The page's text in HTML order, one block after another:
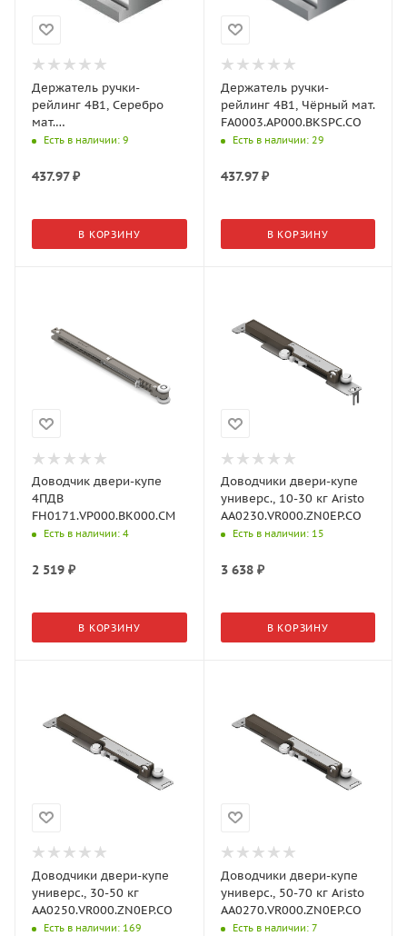
Держатель ручки-
рейлинг 4В1, Серебро
мат.
FA0003.AP000.SLMPC.CO
Есть в наличии: 9
437.97₽
В КОРЗИНУ
Держатель ручки-
рейлинг 4В1, Чёрный мат.
FA0003.AP000.BKSPC.CO
Есть в наличии: 29
437.97₽
В КОРЗИНУ
Доводчик двери-купе
4ПДВ
FH0171.VP000.BK000.CM
Есть в наличии: 4
2 519 ₽
В КОРЗИНУ
Доводчики двери-купе
универс., 10-30 кг Aristo
AA0230.VR000.ZN0EP.CO
Есть в наличии: 15
3 638₽
В КОРЗИНУ
Доводчики двери-купе
универс., 30-50 кг
AA0250.VR000.ZN0EP.CO
Есть в наличии: 169
Доводчики двери-купе
универс., 50-70 кг Aristo
AA0270.VR000.ZN0EP.CO
Есть в наличии: 7